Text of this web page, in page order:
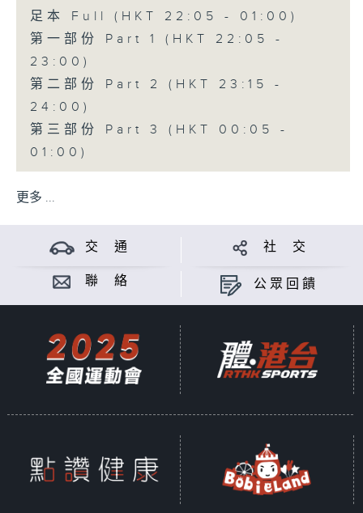
足本 Full (HKT 22:05 - 01:00)
第一部份 Part 1 (HKT 22:05 -
23:00)
第二部份 Part 2 (HKT 23:15 -
24:00)
第三部份 Part 3 (HKT 00:05 -
01:00)
更多 ...
交 通 社 交
聯 絡 公眾回饋